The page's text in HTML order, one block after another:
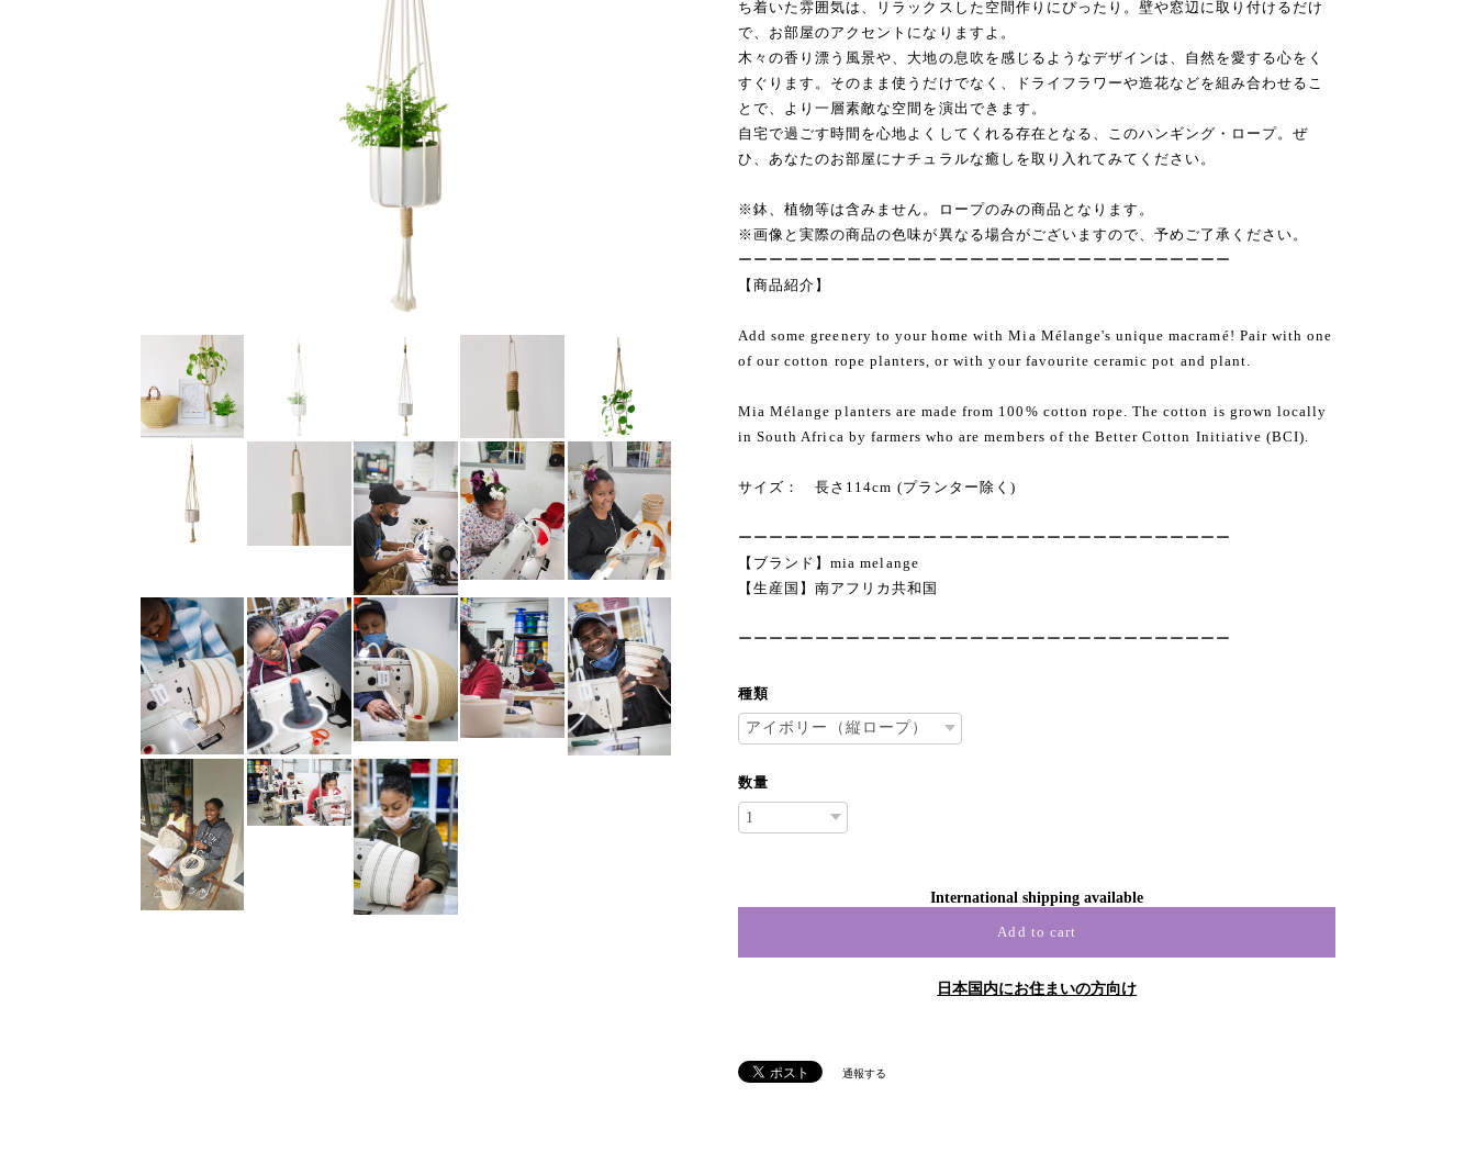
ち着いた雰囲気は、リラックスした空間作りにぴったり。壁や窓辺に取り付けるだけ
で、お部屋のアクセントになりますよ。
木々の香り漂う風景や、大地の息吹を感じるようなデザインは、自然を愛する心をく
すぐります。そのまま使うだけでなく、ドライフラワーや造花などを組み合わせるこ
とで、より一層素敵な空間を演出できます。
自宅で過ごす時間を心地よくしてくれる存在となる、このハンギング・ロープ。ぜ
ひ、あなたのお部屋にナチュラルな癒しを取り入れてみてください。
※鉢、植物等は含みません。ロープのみの商品となります。
※画像と実際の商品の色味が異なる場合がございますので、予めご了承ください。
ーーーーーーーーーーーーーーーーーーーーーーーーーーーーーーーー
【商品紹介】
Add some greenery to your home with Mia Mélange's unique macramé! Pair with one
of our cotton rope planters, or with your favourite ceramic pot and plant.
Mia Mélange planters are made from 100% cotton rope. The cotton is grown locally
in South Africa by farmers who are members of the Better Cotton Initiative (BCI).
サイズ： 長さ114cm (プランター除く)
ーーーーーーーーーーーーーーーーーーーーーーーーーーーーーーーー
【ブランド】mia melange
【生産国】南アフリカ共和国
ーーーーーーーーーーーーーーーーーーーーーーーーーーーーーーーー
種類
数量
International shipping available
Add to cart
日本国内にお住まいの方向け
通報する